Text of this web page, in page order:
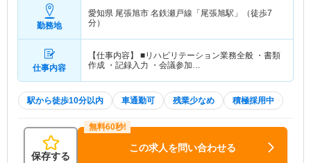
勤務地
愛知県 尾張旭市 名鉄瀬戸線「尾張旭駅」（徒歩7
分）
仕事内容
【仕事内容】 ■リハビリテーション業務全般 ・書類
作成 ・記録入力 ・会議参加…
駅から徒歩10分以内 車通勤可 残業少なめ 積極採用中
保存する
この求人を問い合わせる